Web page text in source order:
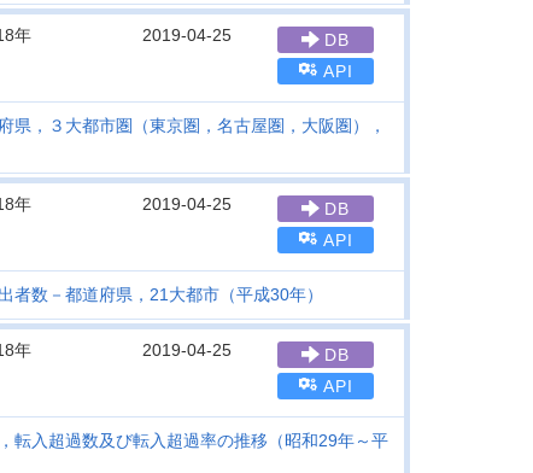
年 2019-04-25
DB
API
，３大都市圏（東京圏，名古屋圏，大阪圏），
年 2019-04-25
DB
API
数－都道府県，21大都市（平成30年）
年 2019-04-25
DB
API
転入超過数及び転入超過率の推移（昭和29年～平